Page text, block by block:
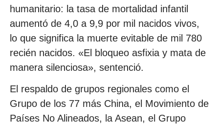
humanitario: la tasa de mortalidad infantil
aumentó de 4,0 a 9,9 por mil nacidos vivos,
lo que significa la muerte evitable de mil 780
recién nacidos. «El bloqueo asfixia y mata de
manera silenciosa», sentenció.
El respaldo de grupos regionales como el
Grupo de los 77 más China, el Movimiento de
Países No Alineados, la Asean, el Grupo